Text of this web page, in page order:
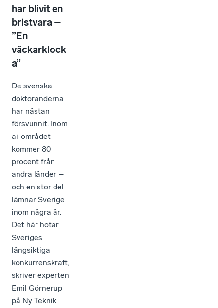
har blivit en
bristvara –
”En
väckarklock
a”
De svenska
doktoranderna
har nästan
försvunnit. Inom
ai-området
kommer 80
procent från
andra länder –
och en stor del
lämnar Sverige
inom några år.
Det här hotar
Sveriges
långsiktiga
konkurrenskraft,
skriver experten
Emil Görnerup
på Ny Teknik